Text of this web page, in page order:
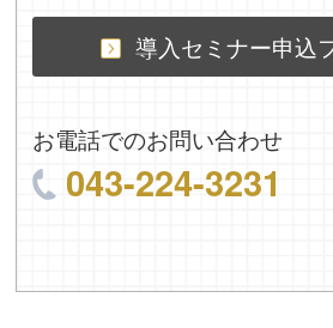
導入セミナー申込
お電話でのお問い合わせ
043-224-3231